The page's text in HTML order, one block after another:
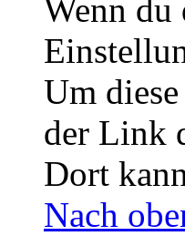
Wenn du
Um
der Link
Dort
Nach